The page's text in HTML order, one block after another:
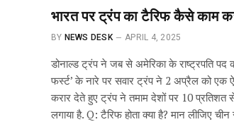
भारत पर ट्रंप का टैरिफ कैसे काम
BY NEWS DESK APRIL 4, 2025
डोनाल्ड ट्रंप ने जब से अमेरिका के राष्ट्रपति पद
फर्स्ट’ के नारे पर सवार ट्रंप ने 2 अप्रैल को एक
करार देते हुए ट्रंप ने तमाम देशों पर 10 प्रतिशत
लगाया है. Q: टैरिफ होता क्या है? मान लीजिए